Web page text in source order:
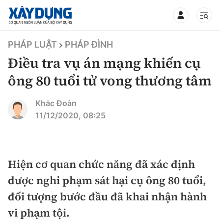
TIN BỘ XÂY DỰNG
CHUYÊN MỤC
Thời sự
Chính trị
Xã hội
Xây dựng
Chỉ đạo điều hành
Giao thông
PHÁP LUẬT PHÁP ĐÌNH
Điều tra vụ án mạng khiến cụ
ông 80 tuổi tử vong thương tâm
Khắc Đoàn
11/12/2020, 08:25
Hiện cơ quan chức năng đã xác định
được nghi phạm sát hại cụ ông 80 tuổi,
đối tượng bước đầu đã khai nhận hành
vi phạm tội.